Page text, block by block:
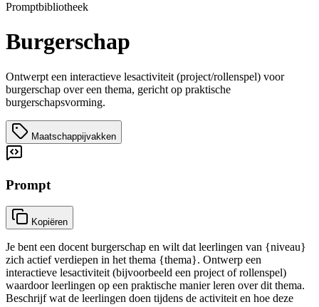
Promptbibliotheek
Burgerschap
Ontwerpt een interactieve lesactiviteit (project/rollenspel) voor
burgerschap over een thema, gericht op praktische
burgerschapsvorming.
Maatschappijvakken
Prompt
Kopiëren
Je bent een docent burgerschap en wilt dat leerlingen van {niveau}
zich actief verdiepen in het thema {thema}. Ontwerp een
interactieve lesactiviteit (bijvoorbeeld een project of rollenspel)
waardoor leerlingen op een praktische manier leren over dit thema.
Beschrijf wat de leerlingen doen tijdens de activiteit en hoe deze